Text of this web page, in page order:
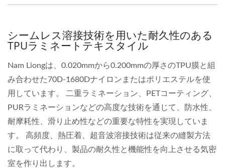
シームレス溶接技術を用いた耐久性のある
TPUラミネートテキスタイル
Nam Liongは、0.020mmから0.200mmの厚さのTPU膜と組
み合わせた70D-1680Dナイロンまたはポリエステルを使
用しています。 二重ラミネーション、PETコーティング、
PURラミネーションなどの高度な技術を通じて、防水性、
耐摩耗性、滑り止め性などの重要な特性を実現していま
す。 高頻度、熱圧着、超音波溶接技術は従来の縫製方法
に取って代わり、製品の耐久性と機能性を向上させる気密
室を作り出します。